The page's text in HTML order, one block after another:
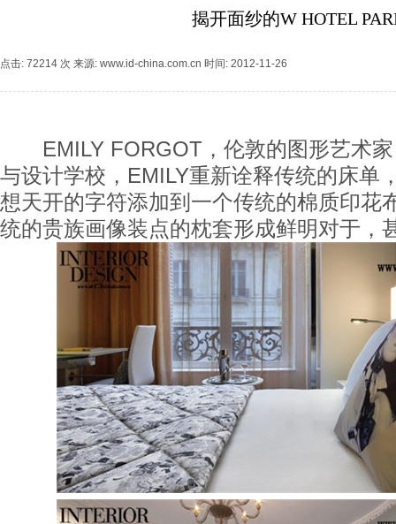
揭开面纱的W HOTEL
点击: 72214 次 来源: www.id-china.com.cn 时间: 2012-11-26
EMILY FORGOT，伦敦的图形艺术家
与设计学校，EMILY重新诠释传统的床单
想天开的字符添加到一个传统的棉质印花
统的贵族画像装点的枕套形成鲜明对于，